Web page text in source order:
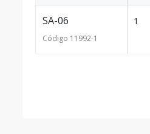
SA-06
Código 11992-1
1